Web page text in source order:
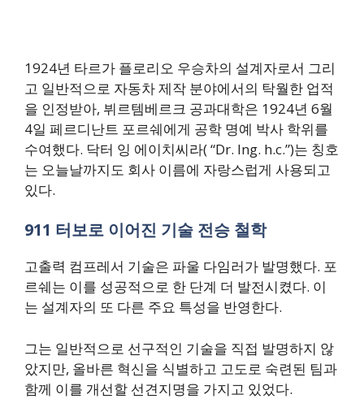
1924년 타르가 플로리오 우승차의 설계자로서 그리
고 일반적으로 자동차 제작 분야에서의 탁월한 업적
을 인정받아, 뷔르템베르크 공과대학은 1924년 6월
4일 페르디난트 포르쉐에게 공학 명예 박사 학위를
수여했다. 닥터 잉 에이치씨라( “Dr. Ing. h.c.”)는 칭호
는 오늘날까지도 회사 이름에 자랑스럽게 사용되고
있다.
911 터보로 이어진 기술 전승 철학
고출력 컴프레서 기술은 파울 다임러가 발명했다. 포
르쉐는 이를 성공적으로 한 단계 더 발전시켰다. 이
는 설계자의 또 다른 주요 특성을 반영한다.
그는 일반적으로 선구적인 기술을 직접 발명하지 않
았지만, 올바른 혁신을 식별하고 고도로 숙련된 팀과
함께 이를 개선할 선견지명을 가지고 있었다.